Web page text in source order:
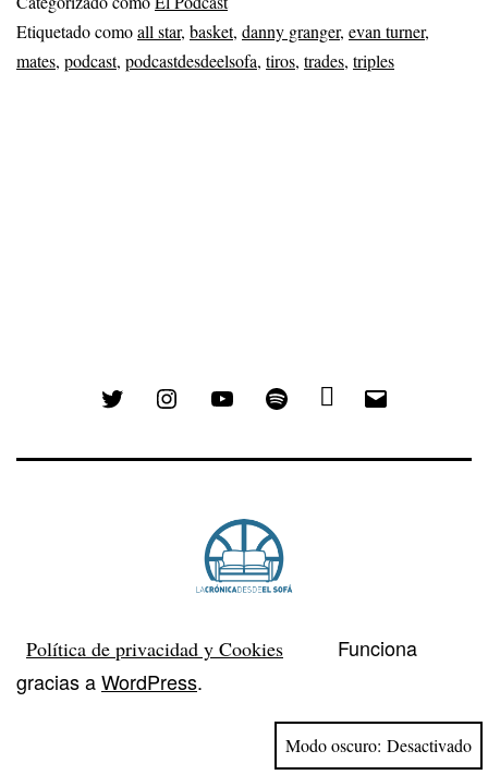
Etiquetado comoall star, basket, danny granger, evan turner,
mates, podcast, podcastdesdeelsofa, tiros, trades, triples
Twitter Instagram YouTube Spotify
Política de privacidad y Cookies
Funciona
gracias aWordPress.
Modo oscuro: